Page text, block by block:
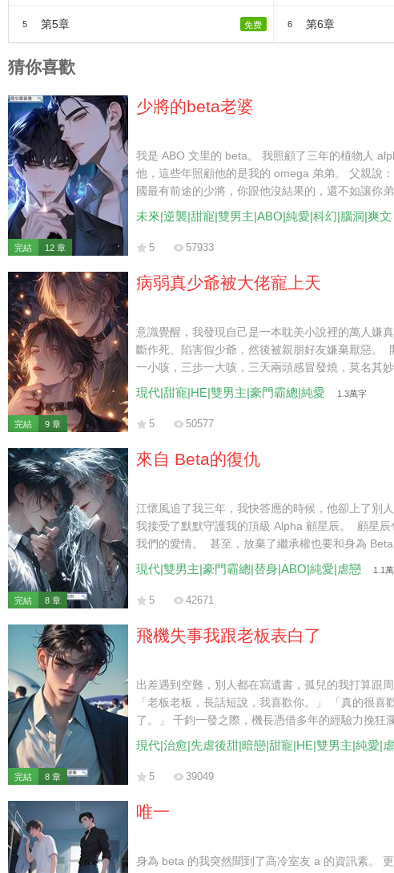
5 第5章 免费 6 第6章
猜你喜歡
完結 12 章
少將的beta老婆
我是 ABO 文里的 beta。 我照顧了三年的植物人
他，這些年照顧他的是我的 omega 弟弟。 父親說
國最有前途的少將，你跟他沒結果的，還不如讓你
忍辱負重地離開。 后來，少將卻對我說：「如果是
未來|逆襲|甜寵|雙男主|ABO|純愛|科幻|腦洞|爽文
5 57933
完結 9 章
病弱真少爺被大佬寵上天
意識覺醒，我發現自己是一本耽美小說裡的萬人嫌
斷作死、陷害假少爺，然後被親朋好友嫌棄厭惡。
一小咳，三步一大咳，三天兩頭感冒發燒，莫名其
一下我都嫌費力，更別提去針對人了。 此後我打定
死，只希望能舒舒坦坦度過接下來的日子。 後來，
回家去。 而那位隱藏身份的大佬，熟練地屈膝跪地
現代|甜寵|HE|雙男主|豪門霸總|純愛 1.3萬字
5 50577
完結 8 章
來自 Beta的復仇
江懷風追了我三年，我快答應的時候，他卻上了別
我接受了默默守護我的頂級 Alpha 顧星辰。 顧星
我們的愛情。 甚至，放棄了繼承權也要和身為 Beta
麼看你，你都是我心中最珍視的一葉扁舟。」 于是
為他留下子嗣。 然而，在即將簽訂胚胎移植的協議
找到他時，卻聽到他不屑地跟別人說： 「如果不是
現代|雙男主|豪門霸總|替身|ABO|純愛|虐戀 1.1
5 42671
完結 8 章
飛機失事我跟老板表白了
出差遇到空難，別人都在寫遺書，孤兒的我打算跟
「老板老板，長話短說，我喜歡你。」 「真的很喜
了。」 千鈞一發之際，機長憑借多年的經驗力挽狂
還在恍惚。 直到看到被一排黑衣保鏢簇擁的老板血
現代|治愈|先虐後甜|暗戀|甜寵|HE|雙男主|純愛|
5 39049
唯一
身為 beta 的我突然聞到了高冷室友 a 的資訊素。